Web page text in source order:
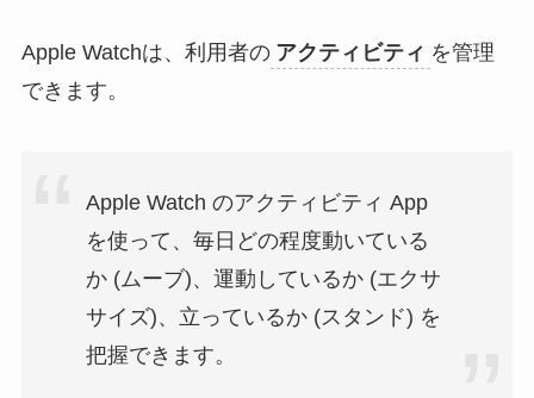
Apple Watchは、利用者の アクティビティ を管理
できます。
Apple Watch のアクティビティ App
を使って、毎日どの程度動いている
か (ムーブ)、運動しているか (エクサ
サイズ)、立っているか (スタンド) を
把握できます。